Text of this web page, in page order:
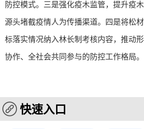
防控模式。三是强化疫木监管，提升疫
源头堵截疫情人为传播渠道。四是将松
标落实情况纳入林长制考核内容，推动
协作、全社会共同参与的防控工作格局。
快速入口